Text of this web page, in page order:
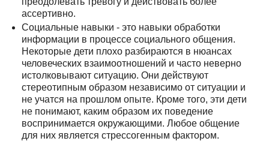
ассертивно.
Социальные навыки - это навыки обработки
информации в процессе социального общения.
Некоторые дети плохо разбираются в нюансах
человеческих взаимоотношений и часто неверно
истолковывают ситуацию. Они действуют
стереотипным образом независимо от ситуации и
не учатся на прошлом опыте. Кроме того, эти дети
не понимают, каким образом их поведение
воспринимается окружающими. Любое общение
для них является стрессогенным фактором.